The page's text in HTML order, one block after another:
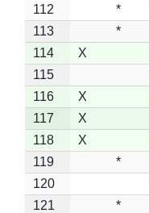
112
*
113
*
114
X
115
116
X
117
X
118
X
119
*
120
121
*